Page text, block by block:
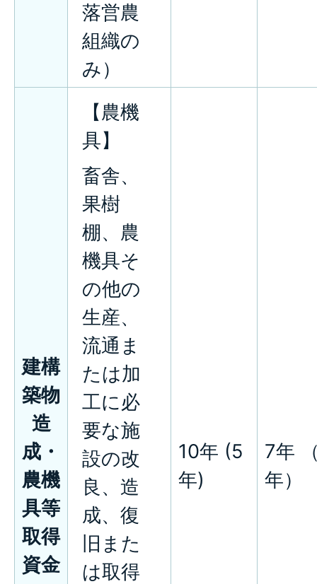
落営農
組織の
み）
建構
築物
造
成・
農機
具等
取得
資金
【農機
具】
畜舎、
果樹
棚、農
機具そ
の他の
生産、
流通ま
たは加
工に必
要な施
設の改
良、造
成、復
旧また
は取得
10年 (5
年)
7年
年）